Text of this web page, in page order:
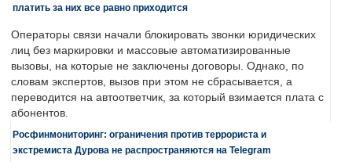
платить за них все равно приходится
Операторы связи начали блокировать звонки юридических
лиц без маркировки и массовые автоматизированные
вызовы, на которые не заключены договоры. Однако, по
словам экспертов, вызов при этом не сбрасывается, а
переводится на автоответчик, за который взимается плата с
абонентов.
Росфинмониторинг: ограничения против террориста и
экстремиста Дурова не распространяются на Telegram